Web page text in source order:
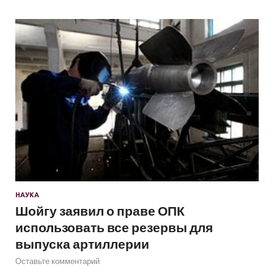
НАУКА
Шойгу заявил о праве ОПК
использовать все резервы для
выпуска артиллерии
Оставьте комментарий